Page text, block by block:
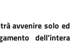
avvenire solo ed
dell’intera